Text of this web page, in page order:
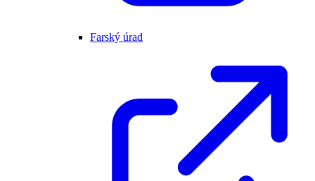
Farský úrad